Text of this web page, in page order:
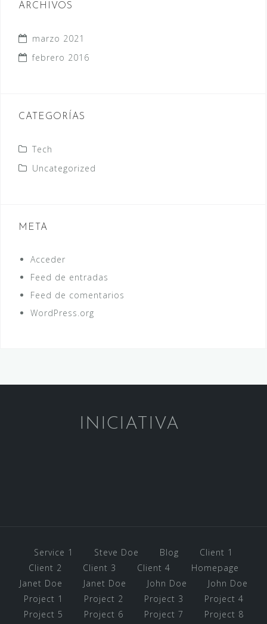
ARCHIVOS
marzo 2021
febrero 2016
CATEGORÍAS
Tech
Uncategorized
META
Acceder
Feed de entradas
Feed de comentarios
WordPress.org
INICIATIVA
Service 1 Steve Doe Blog
Client 1
Client 2
Client 3 Client 4
Homepage
Janet Doe
Janet Doe John Doe
John Doe
Project 1
Project 2 Project 3
Project 4
Project 5
Project 6 Project 7
Project 8